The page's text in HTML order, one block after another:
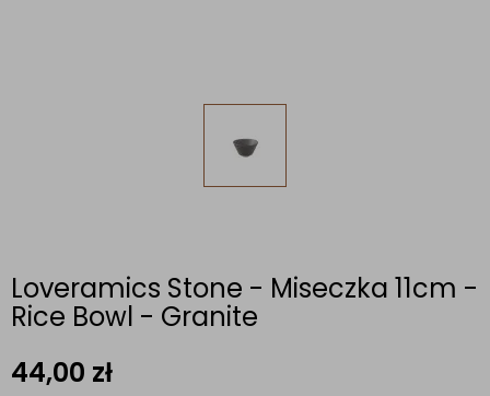
Loveramics Stone - Miseczka 11cm -
Rice Bowl - Granite
44,00 zł